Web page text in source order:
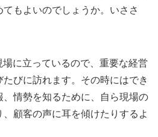
もよいのでしょうか。いささ
に立っているので、重要な経営
びに訪れます。その時にはでき
情勢を知るために、自ら現場の
顧客の声に耳を傾けたりするよ